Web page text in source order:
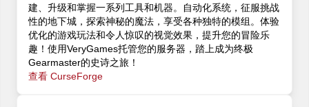
建、升级和掌握一系列工具和机器。自动化系统，征服挑战
性的地下城，探索神秘的魔法，享受各种独特的模组。体验
优化的游戏玩法和令人惊叹的视觉效果，提升您的冒险乐
趣！使用VeryGames托管您的服务器，踏上成为终极
Gearmaster的史诗之旅！
查看 CurseForge